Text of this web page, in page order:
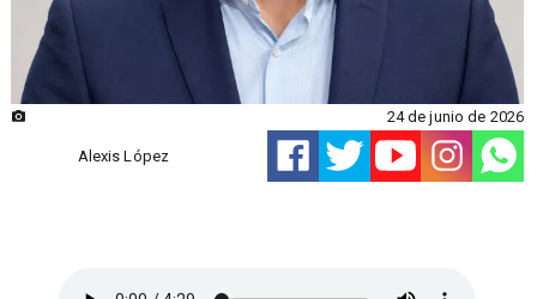
Alexis López
24 de junio de 2026